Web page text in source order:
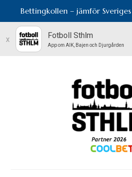
Bettingkollen – jämför
x Fotboll Sthlm
App om AIK, Bajen och Djurgården